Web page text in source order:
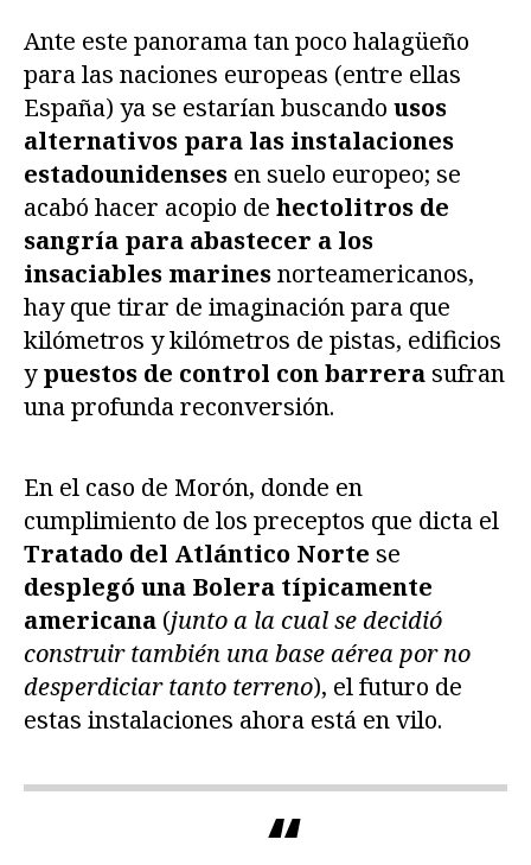
Ante este panorama tan poco halagüeño
para las naciones europeas (entre ellas
España) ya se estarían buscando usos
alternativos para las instalaciones
estadounidenses en suelo europeo; se
acabó hacer acopio de hectolitros de
sangría para abastecer a los
insaciables marinesnorteamericanos,
hay que tirar de imaginación para que
kilómetros y kilómetros de pistas, edificios
ypuestos de control con barrerasufran
una profunda reconversión.
En el caso de Morón, donde en
cumplimiento de los preceptos que dicta el
Tratado del Atlántico Norte se
desplegó una Bolera típicamente
americana (junto a la cual se decidió
construir también una base aérea por no
desperdiciar tanto terreno), el futuro de
estas instalaciones ahora está en vilo.